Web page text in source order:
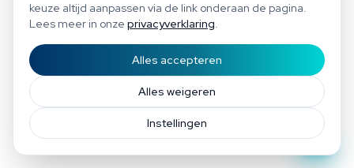
Bespaar tot €1.200 per jaar
Gratis scan of plan direct een afspraak
keuze altijd aanpassen via de link onderaan de pagina.
Lees meer in onze privacyverklaring.
Instellingen
Alles weigeren
Alles accepteren